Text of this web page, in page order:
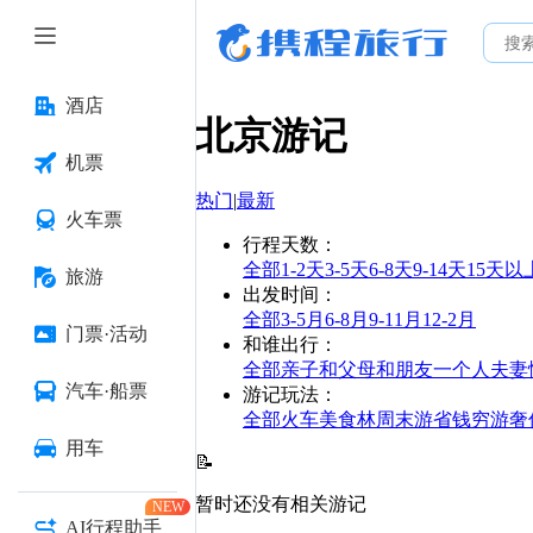
酒店
机票
火车票
旅游
门票·活动
汽车·船票
用车
AI行程助手
NEW
北京游记
热门|最新
行程天数 ：
全部1-2天3-5天6-8天9-14天15天以
出发时间 ：
全部3-5月 6-8月 9-11月 12-2月
和谁出行 ：
全部亲子和父母和朋友一个人 夫妻
游记玩法 ：
全部火车美食林周末游省钱穷游奢
📝
暂时还没有相关游记